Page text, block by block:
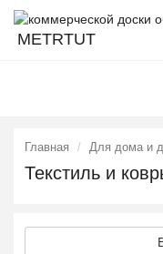
METRTUT
Главная Для дома и
Текстиль и